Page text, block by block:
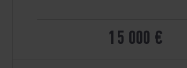
15 000 €